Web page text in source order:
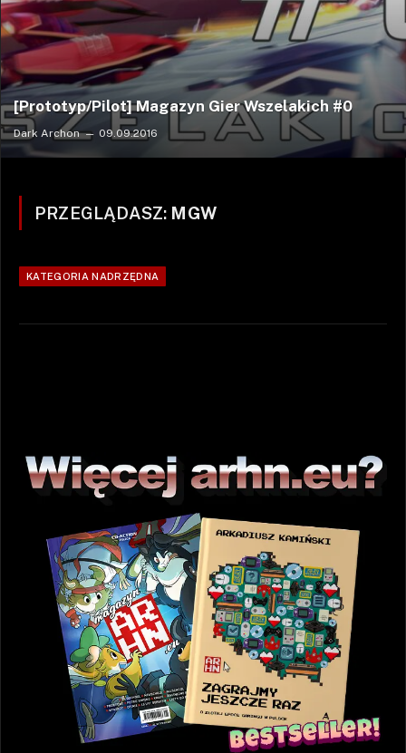
[Prototyp/Pilot] Magazyn Gier Wszelakich #0
Dark Archon 09.09.2016
PRZEGLĄDASZ: MGW
KATEGORIA NADRZĘDNA